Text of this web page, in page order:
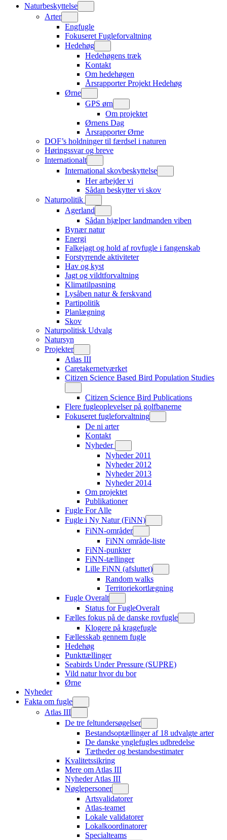
Naturbeskyttelse
Arter
Engfugle
Fokuseret Fugleforvaltning
Hedehøg
Hedehøgens træk
Kontakt
Om hedehøgen
Årsrapporter Projekt Hedehøg
Ørne
GPS ørn
Om projektet
Ørnens Dag
Årsrapporter Ørne
DOF’s holdninger til færdsel i naturen
Høringssvar og breve
Internationalt
International skovbeskyttelse
Her arbejder vi
Sådan beskytter vi skov
Naturpolitik
Agerland
Sådan hjælper landmanden viben
Bynær natur
Energi
Falkejagt og hold af rovfugle i fangenskab
Forstyrrende aktiviteter
Hav og kyst
Jagt og vildtforvaltning
Klimatilpasning
Lysåben natur & ferskvand
Partipolitik
Planlægning
Skov
Naturpolitisk Udvalg
Natursyn
Projekter
Atlas III
Caretakernetværket
Citizen Science Based Bird Population Studies
Citizen Science Bird Publications
Flere fugleoplevelser på golfbanerne
Fokuseret fugleforvaltning
De ni arter
Kontakt
Nyheder
Nyheder 2011
Nyheder 2012
Nyheder 2013
Nyheder 2014
Om projektet
Publikationer
Fugle For Alle
Fugle i Ny Natur (FiNN)
FiNN-områder
FiNN område-liste
FiNN-punkter
FiNN-tællinger
Lille FiNN (afsluttet)
Random walks
Territoriekortlægning
Fugle Overalt
Status for FugleOveralt
Fælles fokus på de danske rovfugle
Klogere på kragefugle
Fællesskab gennem fugle
Hedehøg
Punkttællinger
Seabirds Under Pressure (SUPRE)
Vild natur hvor du bor
Ørne
Nyheder
Fakta om fugle
Atlas III
De tre feltundersøgelser
Bestandsoptællinger af 18 udvalgte arter
De danske ynglefugles udbredelse
Tætheder og bestandsestimater
Kvalitetssikring
Mere om Atlas III
Nyheder Atlas III
Nøglepersoner
Artsvalidatorer
Atlas-teamet
Lokale validatorer
Lokalkoordinatorer
Specialteams